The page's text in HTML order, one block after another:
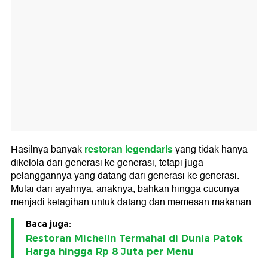
Hasilnya banyakrestoran legendarisyang tidak hanya
dikelola dari generasi ke generasi, tetapi juga
pelanggannya yang datang dari generasi ke generasi.
Mulai dari ayahnya, anaknya, bahkan hingga cucunya
menjadi ketagihan untuk datang dan memesan makanan.
Baca juga:
Restoran Michelin Termahal di Dunia Patok
Harga hingga Rp 8 Juta per Menu